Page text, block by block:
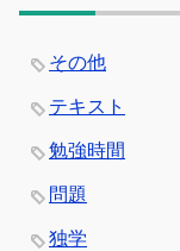
その他
テキスト
勉強時間
問題
独学